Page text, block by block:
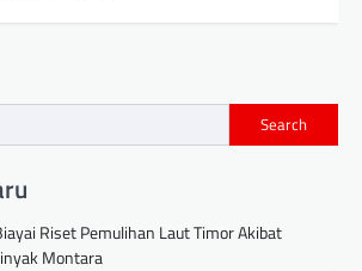
Search
Riset Pemulihan Laut Timor Akibat
Montara